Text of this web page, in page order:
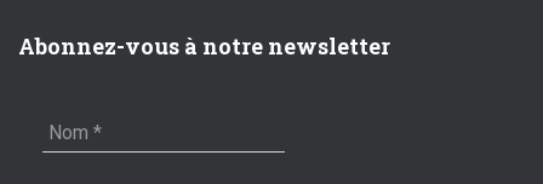
Abonnez-vous à notre newsletter